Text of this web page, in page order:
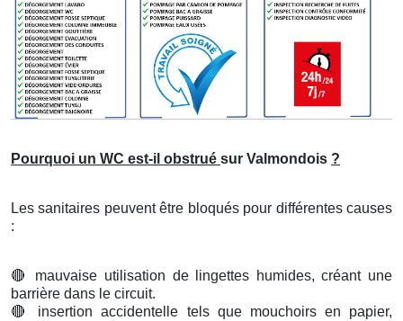
Pourquoi un WC est-il obstrué sur Valmondois ?
Les sanitaires peuvent être bloqués pour différentes causes
:
🔴
mauvaise utilisation de lingettes humides, créant une
barrière dans le circuit.
🔴
insertion accidentelle tels que mouchoirs en papier,